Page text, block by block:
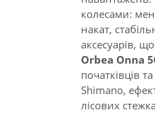
колесами:
накат,
аксесуарів,
Orbea Onna
початківців
Shimano,
лісових